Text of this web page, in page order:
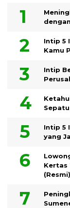
Intip 5
Kamu
Intip
Intip 5
yang
Kertas
(Resmi)